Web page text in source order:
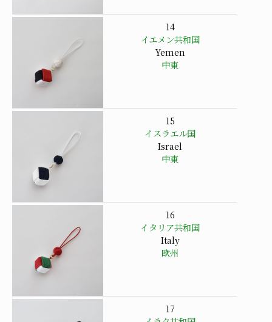
14
イエメン共和国
Yemen
中東
15
イスラエル国
Israel
中東
16
イタリア共和国
Italy
欧州
17